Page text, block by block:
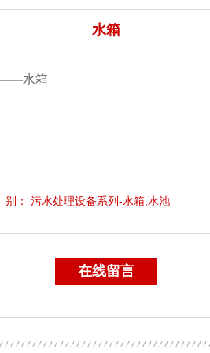
水箱
——水箱
： 污水处理设备系列-水箱,水池
在线留言